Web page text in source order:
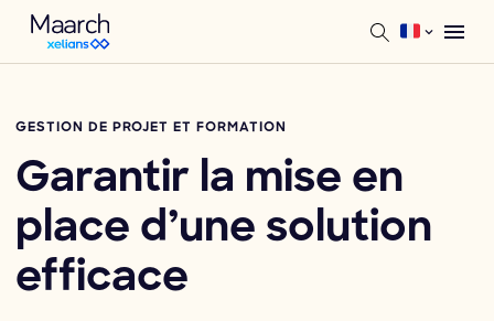
GESTION DE PROJET ET FORMATION
Garantir la mise en
place d’une solution
efficace